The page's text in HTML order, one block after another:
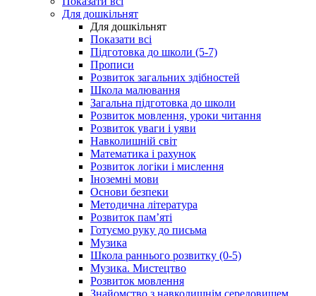
Для дошкільнят
Для дошкільнят
Показати всі
Підготовка до школи (5-7)
Прописи
Розвиток загальних здібностей
Школа малювання
Загальна підготовка до школи
Розвиток мовлення, уроки читання
Розвиток уваги і уяви
Навколишній світ
Математика і рахунок
Розвиток логіки і мислення
Іноземні мови
Основи безпеки
Методична література
Розвиток пам’яті
Готуємо руку до письма
Музика
Школа раннього розвитку (0-5)
Музика. Мистецтво
Розвиток мовлення
Знайомство з навколишнім середовищем